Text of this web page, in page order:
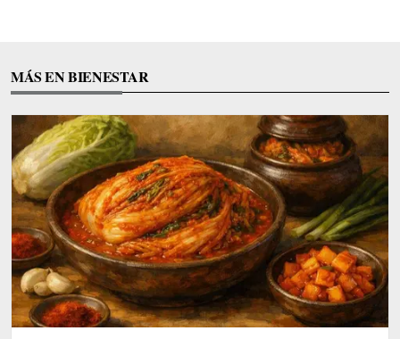
MÁS EN BIENESTAR